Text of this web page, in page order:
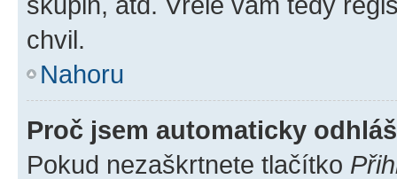
chvil.
Nahoru
Proč jsem automaticky
Pokud nezaškrtnete tlačítko